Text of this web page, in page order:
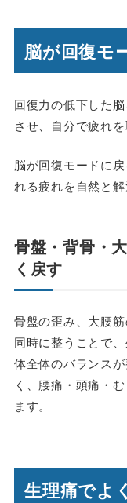
脳が回復モ
回復力の低下した
させ、自分で疲れ
脳が回復モードに
れる疲れを自然と
骨盤・背骨・
く戻す
骨盤の歪み、大腰
同時に整うことで
体全体のバランス
く、腰痛・頭痛・
ます。
生理痛でよ